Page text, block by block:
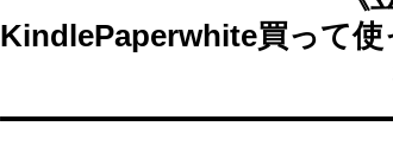
KindlePaperwhite買って